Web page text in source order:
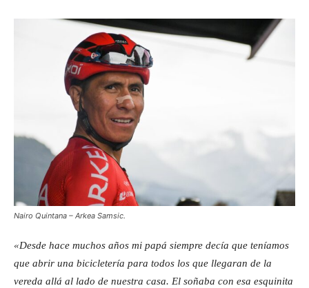
Nairo Quintana – Arkea Samsic.
«Desde hace muchos años mi papá siempre decía que teníamos
que abrir una bicicletería para todos los que llegaran de la
vereda allá al lado de nuestra casa. El soñaba con esa esquinita